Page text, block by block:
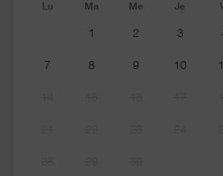
Lu Ma Me Je
1 2 3
7 8 9 10